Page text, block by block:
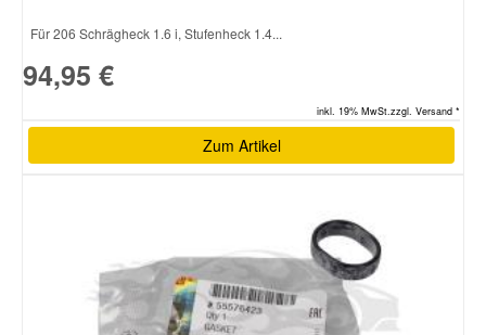
Für 206 Schrägheck 1.6 i, Stufenheck 1.4...
94,95 €
inkl. 19% MwSt.zzgl. Versand *
Zum Artikel